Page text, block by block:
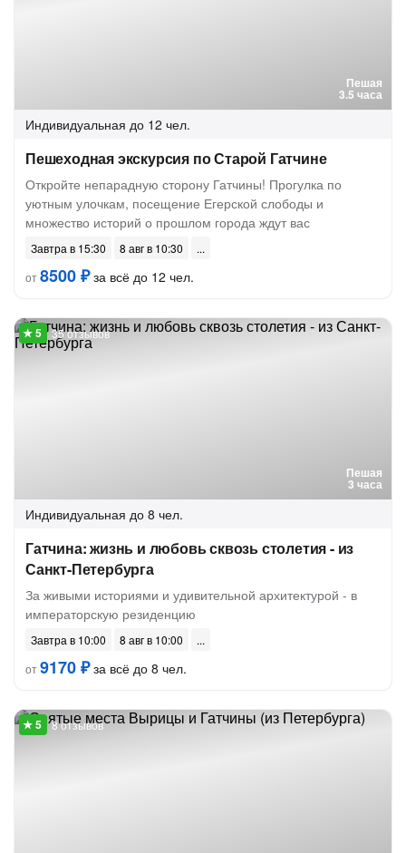
Пешая
3.5 часа
Индивидуальная до 12 чел.
Пешеходная экскурсия по Старой Гатчине
Откройте непарадную сторону Гатчины! Прогулка по
уютным улочкам, посещение Егерской слободы и
множество историй о прошлом города ждут вас
Завтра в 15:30
8 авг в 10:30
от8500 ₽за всё до 12 чел.
Пешая
3 часа
35 отзывов
Индивидуальная до 8 чел.
Гатчина: жизнь и любовь сквозь столетия - из
Санкт-Петербурга
За живыми историями и удивительной архитектурой - в
императорскую резиденцию
Завтра в 10:00
8 авг в 10:00
от9170 ₽за всё до 8 чел.
8 отзывов